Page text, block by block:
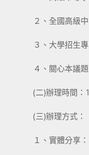
２、全國高級
３、大學招生
４、關心本議
(二)辦理時間：
(三)辦理方式：
１、實體分享